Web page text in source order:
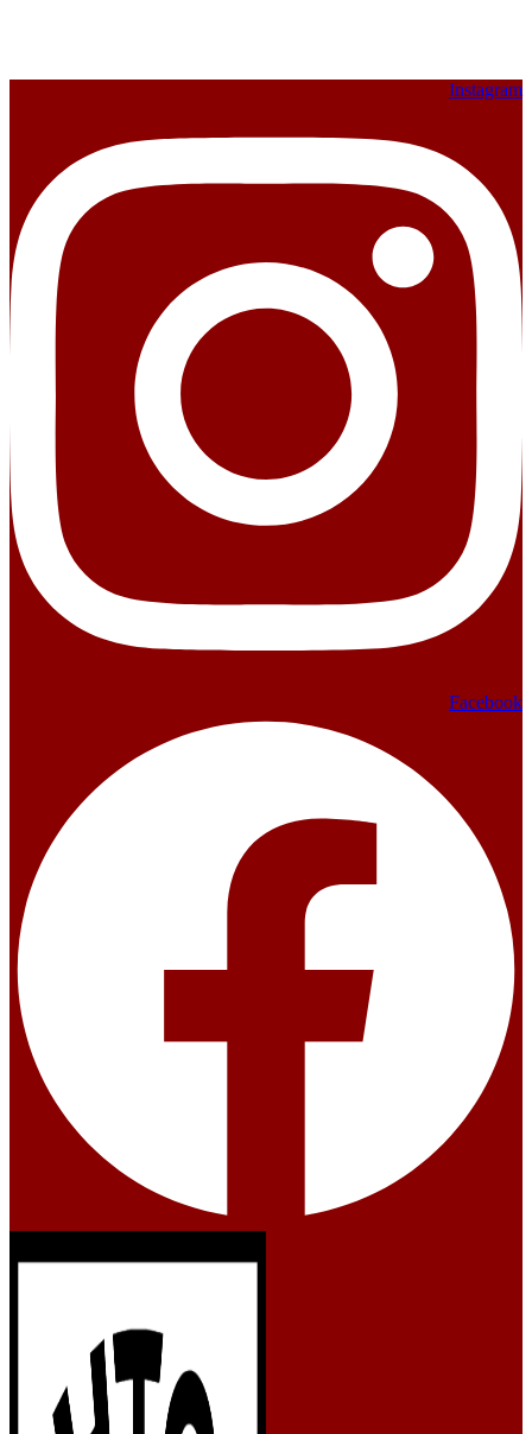
Instagram
Facebook